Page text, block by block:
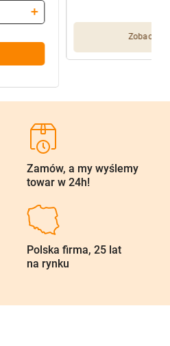
Zobacz
Zamów, a my wyślemy
towar w 24h!
Polska firma, 25 lat
na rynku